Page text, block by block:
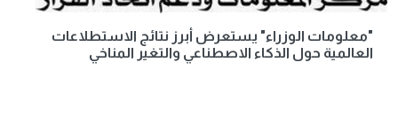
"معلومات الوزراء" يستعرض أبرز نتائج الاستطلاعات
العالمية حول الذكاء الاصطناعي والتغير المناخي